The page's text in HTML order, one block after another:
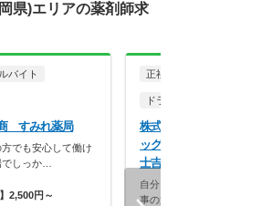
県)エリアの薬剤師求
バイト
すみれ薬局
でも安心して働け
しっか…
2,500円～
正社員
ドラッグストア（調剤併設
株式会社マツモトキヨシ
ッグストア マツモトキヨ
士吉原店
自分らしく働く。それが、
事の第一歩。選択的週…